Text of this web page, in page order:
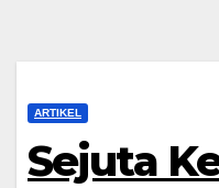
ARTIKEL
Sejuta